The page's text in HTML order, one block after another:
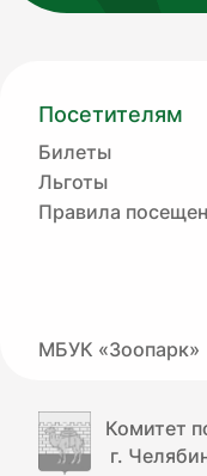
Посетителям
Билеты
Льготы
Правила
МБУК «Зоопарк»
Комитет
г.